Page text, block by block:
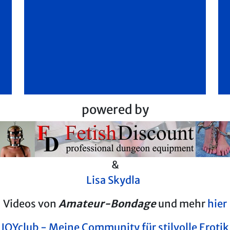
powered by
&
Lisa Skydla
Videos von Amateur-Bondageund mehr hier
JOYclub - Meine Community für stilvolle Erotik